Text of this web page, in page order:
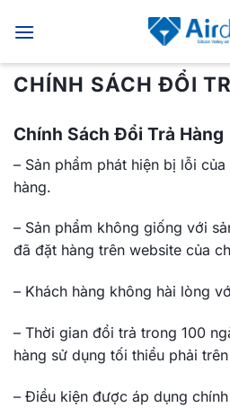
qua
dungCHÍNH SÁCH ĐỔI
Chính Sách Đổi Trả Hàng
– Sản phẩm phát hiện bị lỗi
hàng.
– Sản phẩm không giống với
đã đặt hàng trên website của
– Khách hàng không hài lòng
– Thời gian đổi trả trong 100
hàng sử dụng tối thiểu phải
– Điều kiện được áp dụng